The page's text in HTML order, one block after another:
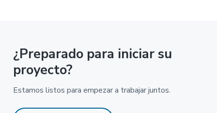
¿Preparado para iniciar su
proyecto?
Estamos listos para empezar a trabajar juntos.